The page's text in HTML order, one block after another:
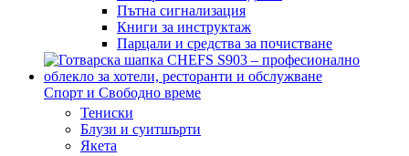
Пътна сигнализация
Книги за инструктаж
Парцали и средства за почистване
Спорт и Свободно време
Тениски
Блузи и суитшърти
Якета